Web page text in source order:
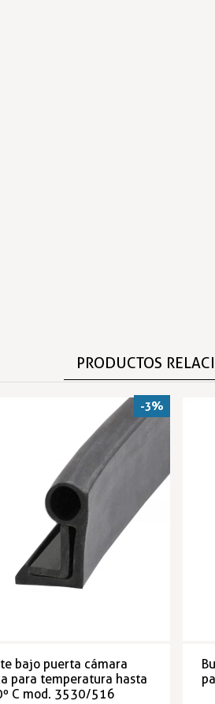
PRODUCTOS
bajo puerta cámara
para temperatura hasta
C mod. 3530/516
-3%